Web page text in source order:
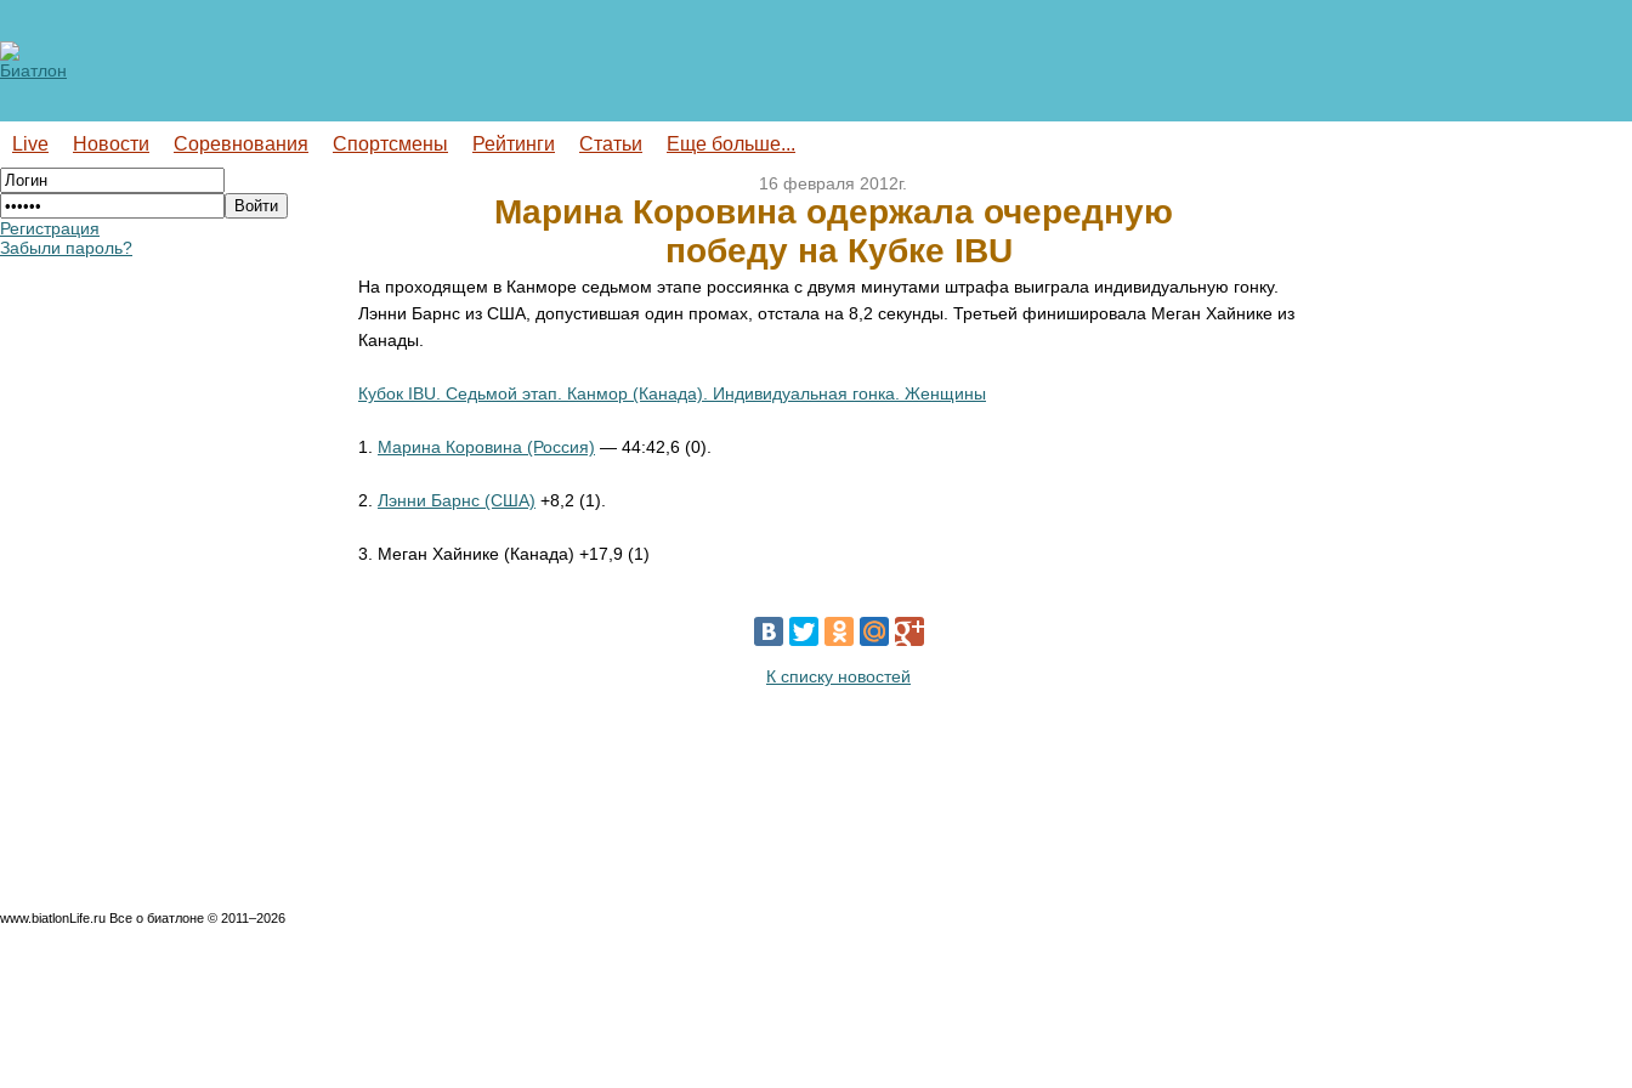
Live Новости Соревнования Спортсмены Рейтинги Статьи Еще больше...
Регистрация
Забыли пароль?
16 февраля 2012г.
Марина Коровина одержала очередную
победу на Кубке IBU
На проходящем в Канморе седьмом этапе россиянка с двумя минутами штрафа выиграла индивидуальную гонку.
Лэнни Барнс из США, допустившая один промах, отстала на 8,2 секунды. Третьей финишировала Меган Хайнике из
Канады.
Кубок IBU. Седьмой этап. Канмор (Канада). Индивидуальная гонка. Женщины
1. Марина Коровина (Россия) — 44:42,6 (0).
2. Лэнни Барнс (США) +8,2 (1).
3. Меган Хайнике (Канада) +17,9 (1)
К списку новостей
www.biatlonLife.ru Все о биатлоне © 2011–2026